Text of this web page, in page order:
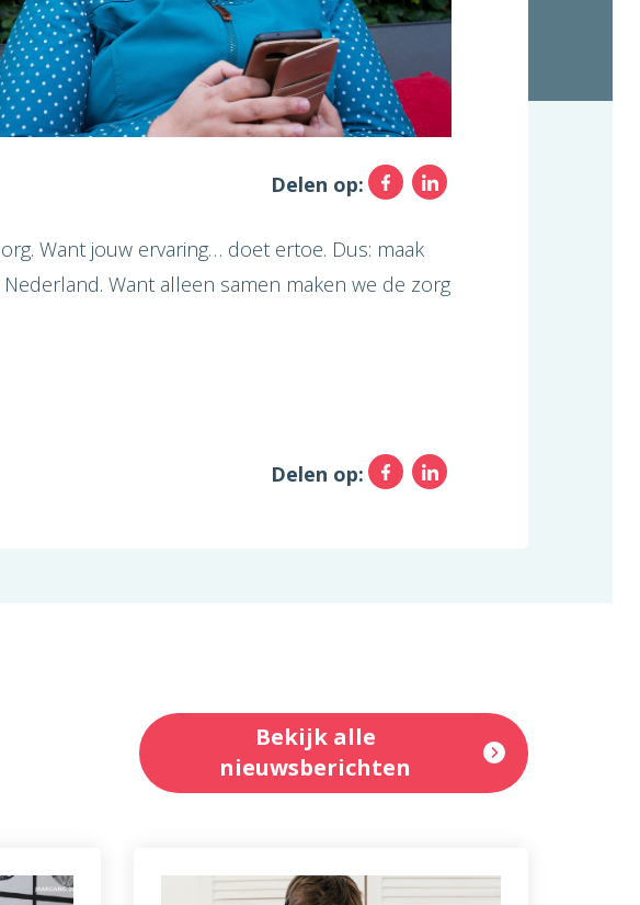
Delen op: Facebook
Want jouw ervaring… doet ertoe. Dus: maak
Want alleen samen maken we de zorg
Delen op: Facebook
Bekijk alle
nieuwsberichten